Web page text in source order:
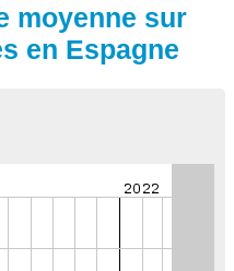
moyenne sur
en Espagne